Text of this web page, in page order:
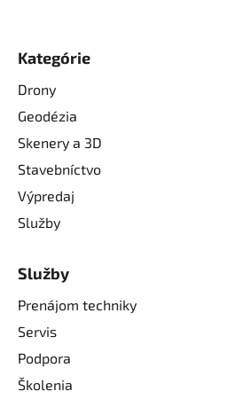
Kategórie
Drony
Geodézia
Skenery a 3D
Stavebníctvo
Výpredaj
Služby
Služby
Prenájom techniky
Servis
Podpora
Školenia